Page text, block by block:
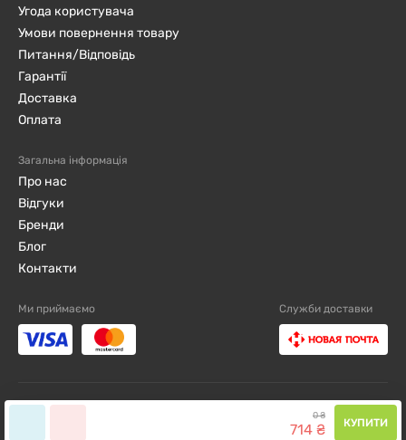
0₴
714 ₴ КУПИТИ
Угода користувача
Умови повернення товару
Питання/Відповідь
Гарантії
Доставка
Оплата
Загальна інформація
Про нас
Відгуки
Бренди
Блог
Контакти
Ми приймаємо Служби доставки
djini.com.ua ©2019 - 2026 / Всі права захищені